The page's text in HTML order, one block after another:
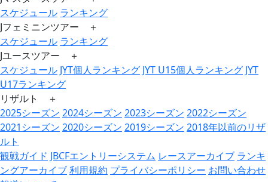
スケジュール ランキング
Jフェミニンツアー ＋
スケジュール ランキング
Jユースツアー ＋
スケジュール JYT個人ランキング JYT U15個人ランキング JYT
U17ランキング
リザルト ＋
2025シーズン 2024シーズン 2023シーズン 2022シーズン
2021シーズン 2020シーズン 2019シーズン 2018年以前のリザ
ルト
観戦ガイド JBCFエントリーシステム レースアーカイブ ランキ
ングアーカイブ利用規約 プライバシーポリシー お問い合わせ